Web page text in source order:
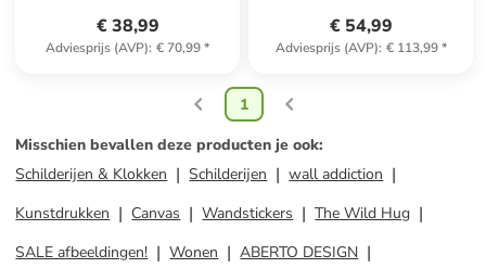
€ 38,99
Adviesprijs (AVP): € 70,99*
€ 54,99
Adviesprijs (AVP): € 113,99*
1
Misschien bevallen deze producten je ook:
Schilderijen & Klokken
Schilderijen
wall addiction
Kunstdrukken
Canvas Wandstickers
The Wild Hug
SALE afbeeldingen!
Wonen
ABERTO DESIGN